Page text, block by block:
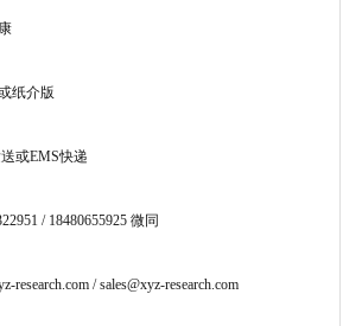
纸介版
或EMS快递
/ 18480655925 微同
research.com / sales@xyz-research.com